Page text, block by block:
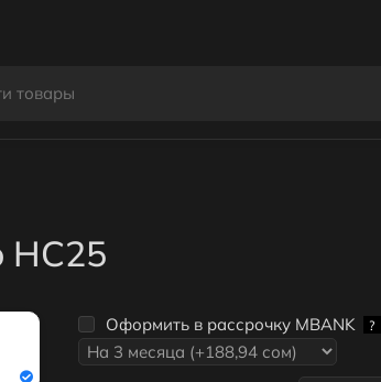
HC25
Оформить в рассрочку MBANK ?